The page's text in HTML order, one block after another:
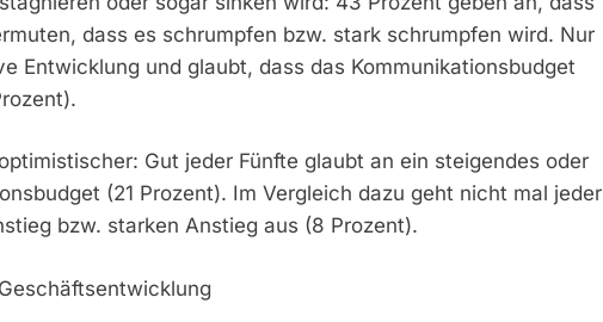
dass es schrumpfen bzw. stark schrumpfen wird. Nur
Entwicklung und glaubt, dass das Kommunikationsbudget
Gut jeder Fünfte glaubt an ein steigendes oder
(21 Prozent). Im Vergleich dazu geht nicht mal jeder
bzw. starken Anstieg aus (8 Prozent).